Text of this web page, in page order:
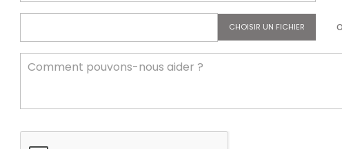
CHOISIR UN FICHIER